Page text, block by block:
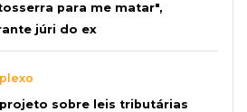
para me matar",
júri do ex
sobre leis tributárias